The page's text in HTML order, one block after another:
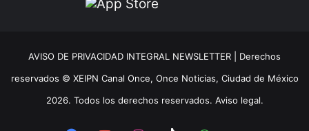
AVISO DE PRIVACIDAD INTEGRAL NEWSLETTER | Derechos
reservados © XEIPN Canal Once, Once Noticias, Ciudad de México
2026. Todos los derechos reservados. Aviso legal.